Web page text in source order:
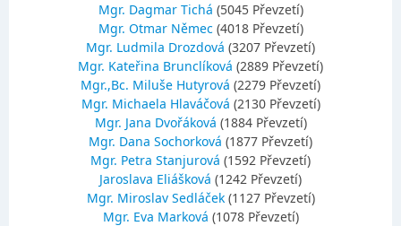
Mgr. Dagmar Tichá (5045 Převzetí)
Mgr. Otmar Němec (4018 Převzetí)
Mgr. Ludmila Drozdová (3207 Převzetí)
Mgr. Kateřina Brunclíková (2889 Převzetí)
Mgr.,Bc. Miluše Hutyrová (2279 Převzetí)
Mgr. Michaela Hlaváčová (2130 Převzetí)
Mgr. Jana Dvořáková (1884 Převzetí)
Mgr. Dana Sochorková (1877 Převzetí)
Mgr. Petra Stanjurová (1592 Převzetí)
Jaroslava Eliášková (1242 Převzetí)
Mgr. Miroslav Sedláček (1127 Převzetí)
Mgr. Eva Marková (1078 Převzetí)